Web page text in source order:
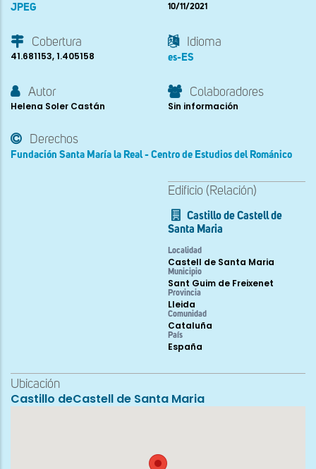
JPEG 10/11/2021
Cobertura
41.681153, 1.405158
Idioma
es-ES
Autor
Helena Soler Castán
Colaboradores
Sin información
Derechos
Fundación Santa María la Real - Centro de Estudios del Románico
Edificio (Relación)
Castillo de Castell de
Santa Maria
Localidad
Castell de Santa Maria
Municipio
Sant Guim de Freixenet
Provincia
Lleida
Comunidad
Cataluña
País
España
Ubicación
Castillo deCastell de Santa Maria